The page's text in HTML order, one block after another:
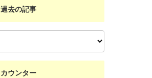
過去の記事
カウンター